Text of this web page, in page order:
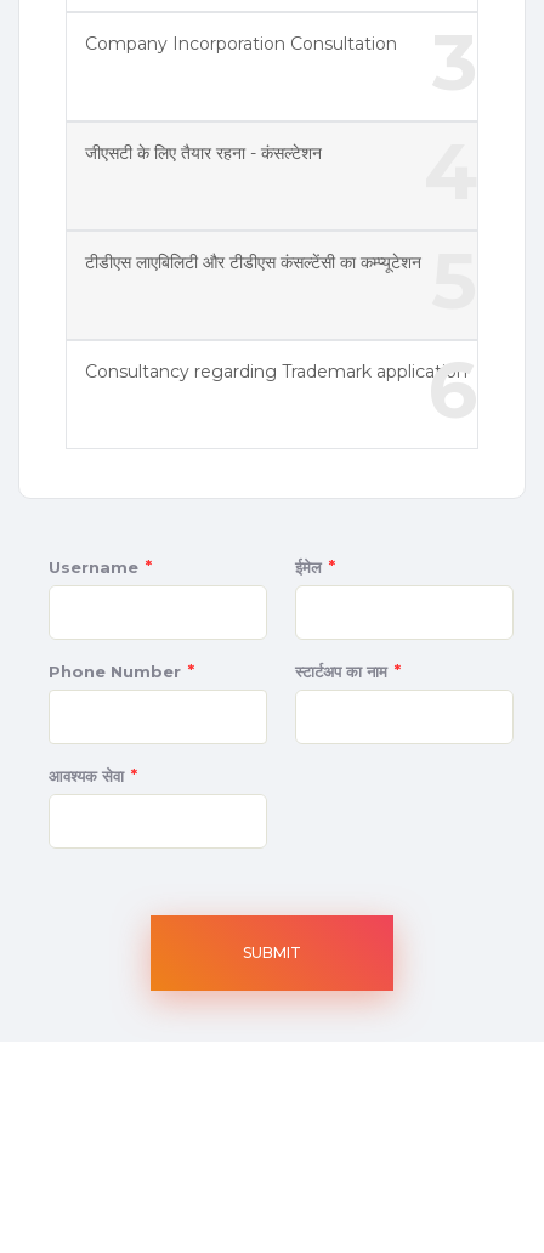
Company Incorporation Consultation
जीएसटी के लिए तैयार रहना - कंसल्टेशन
टीडीएस लाएबिलिटी और टीडीएस कंसल्टेंसी का कम्प्यूटेशन
Consultancy regarding Trademark application
6
Username * ईमेल *
Phone Number * स्टार्टअप का नाम *
आवश्यक सेवा *